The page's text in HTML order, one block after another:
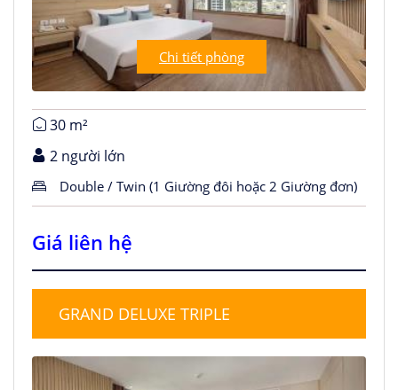
Chi tiết phòng
30 m²
2 người lớn
Double / Twin (1 Giường đôi hoặc 2 Giường đơn)
Giá liên hệ
GRAND DELUXE TRIPLE